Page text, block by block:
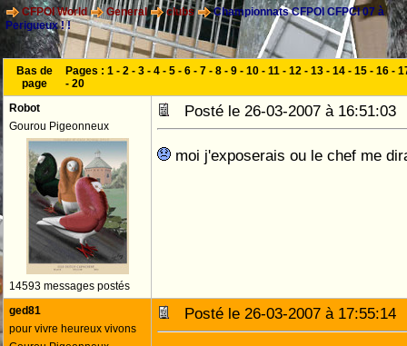
CFPOI World General clubs
Championnats CFPOI CFPCI 07 à
Perigueux ! !
Bas de
page
Pages : 1 - 2 - 3 - 4 - 5 - 6 - 7 - 8 - 9 - 10 - 11 - 12 - 13 - 14 - 15 - 16 -
- 20
Robot
Gourou Pigeonneux
14593 messages postés
Posté le 26-03-2007 à
moi j'exposerais ou le chef me
ged81
pour vivre heureux vivons
Posté le 26-03-2007 à